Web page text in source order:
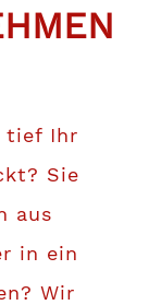
tief Ihr
Sie
aus
in ein
Wir